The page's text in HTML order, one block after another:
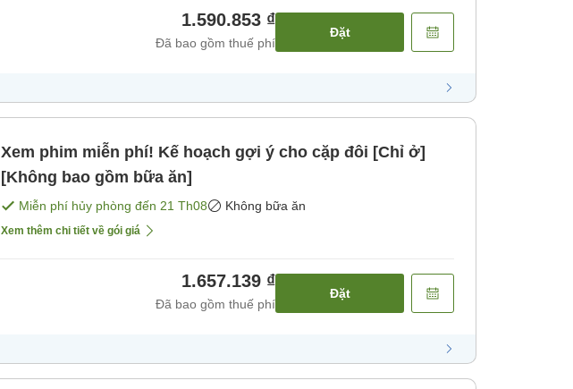
1.590.853 ₫
Đã bao gồm thuế phí
Đặt
Xem phim miễn phí! Kế hoạch gợi ý cho cặp đôi [Chỉ ở]
[Không bao gồm bữa ăn]
Miễn phí hủy phòng đến 21 Th08 Không bữa ăn
Xem thêm chi tiết về gói giá
1.657.139 ₫
Đã bao gồm thuế phí
Đặt